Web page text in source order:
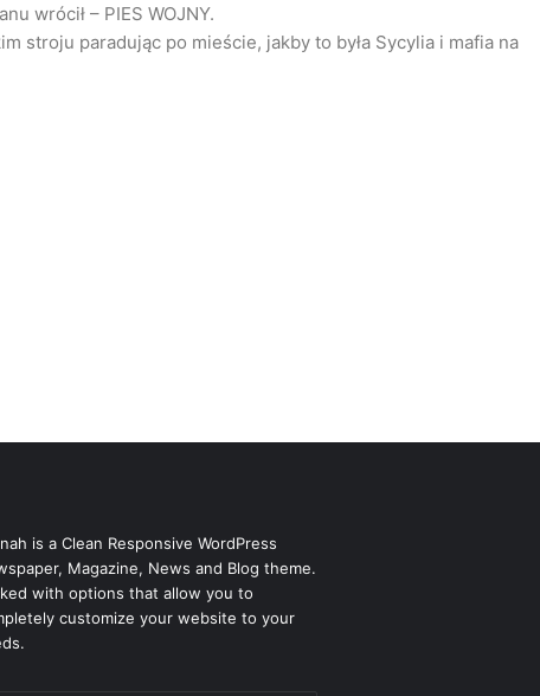
wrócił – PIES WOJNY.
stroju paradując po mieście, jakby to była Sycylia i mafia na
is a Clean Responsive WordPress
Magazine, News and Blog theme.
with options that allow you to
customize your website to your